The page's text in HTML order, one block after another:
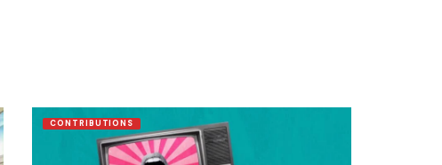
CONTRIBUTIONS